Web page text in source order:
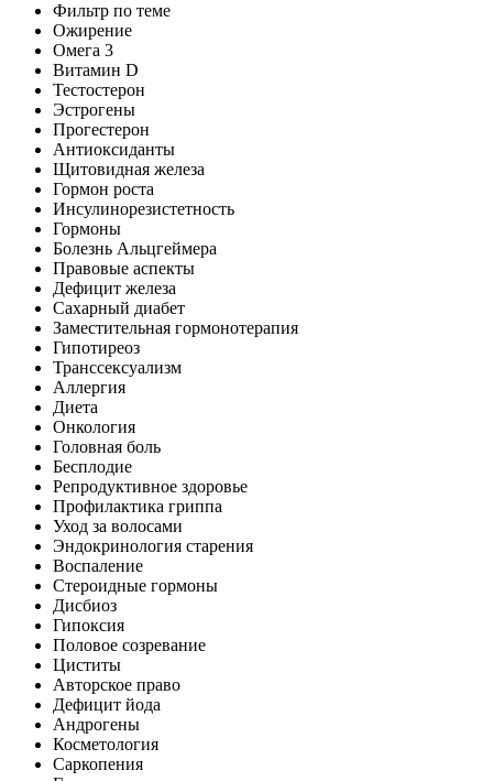
Фильтр по теме
Ожирение
Омега 3
Витамин D
Тестостерон
Эстрогены
Прогестерон
Антиоксиданты
Щитовидная железа
Гормон роста
Инсулинорезистетность
Гормоны
Болезнь Альцгеймера
Правовые аспекты
Дефицит железа
Сахарный диабет
Заместительная гормонотерапия
Гипотиреоз
Транссексуализм
Аллергия
Диета
Онкология
Головная боль
Бесплодие
Репродуктивное здоровье
Профилактика гриппа
Уход за волосами
Эндокринология старения
Воспаление
Стероидные гормоны
Дисбиоз
Гипоксия
Половое созревание
Циститы
Авторское право
Дефицит йода
Андрогены
Косметология
Саркопения